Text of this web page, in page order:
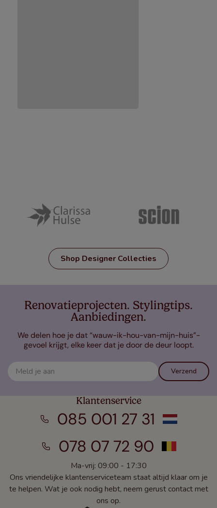
Shop Designer Collecties
Renovatieprojecten. Stylingtips.
Aanbiedingen.
We delen hoe je dat “wauw-ik-hou-van-mijn-huis”-
gevoel krijgt, elke keer dat je door de deur loopt.
Verzend
Klantenservice
085 001 27 31
078 07 72 90
Ma-vrij: 09:00 - 17:30
Ons vriendelijke klantenserviceteam staat altijd klaar om je
te helpen. Wat je ook nodig hebt, neem gerust contact met
ons op.